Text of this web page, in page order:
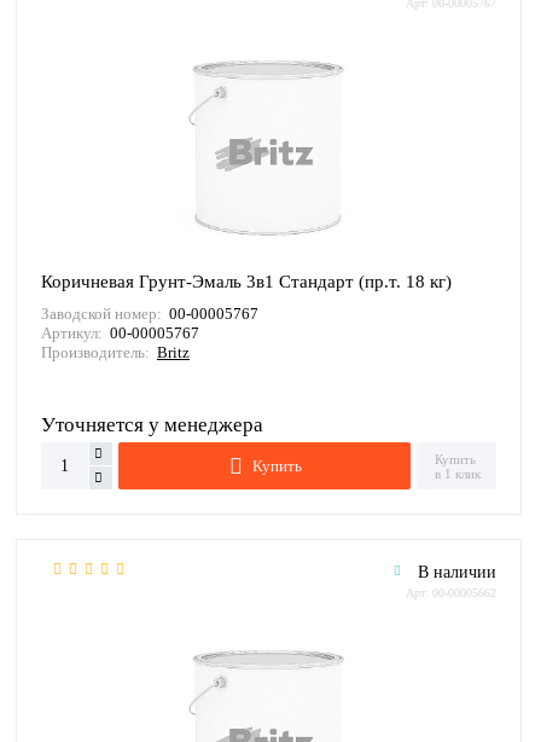
Коричневая Грунт-Эмаль 3в1 Стандарт (пр.т. 18 кг)
Заводской номер: 00-00005767
Артикул: 00-00005767
Производитель: Britz
Уточняется у менеджера
Купить
Купить
в 1 клик
В наличии
Арт: 00-00005662